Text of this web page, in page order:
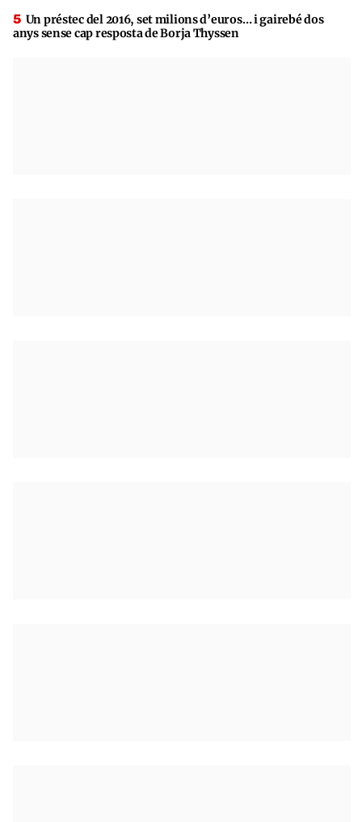
Un préstec del 2016, set milions d’euros… i gairebé dos
anys sense cap resposta de Borja Thyssen